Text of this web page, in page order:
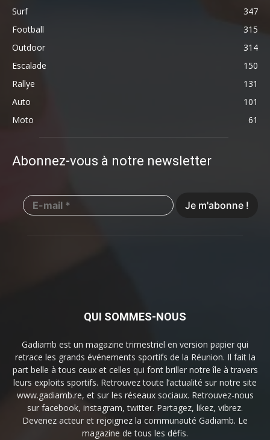
Surf
347
Football
315
Outdoor
314
Escalade
150
Rallye
131
Auto
101
Moto
61
Abonnez-vous à notre newsletter
QUI SOMMES-NOUS
Gadiamb est un magazine trimestriel en version papier qui
retrace les grands événements sportifs de la Réunion. Il fait la
part belle à tous ceux et celles qui font briller notre île à travers
leurs exploits sportifs. Retrouvez toute l’actualité sur notre site
www.gadiamb.re, et sur les réseaux sociaux. Retrouvez-nous
sur facebook, instagram, twitter. Partagez, likez, vibrez.
Devenez acteur et rejoignez la communauté Gadiamb. Le
magazine de tous les défis.